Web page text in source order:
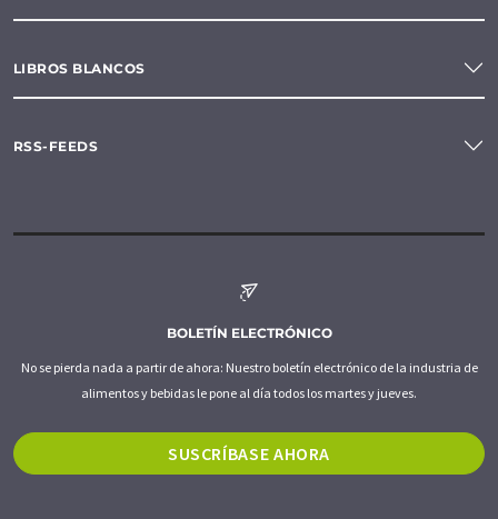
LIBROS BLANCOS
RSS-FEEDS
BOLETÍN ELECTRÓNICO
No se pierda nada a partir de ahora: Nuestro boletín electrónico de la industria de
alimentos y bebidas le pone al día todos los martes y jueves.
SUSCRÍBASE AHORA